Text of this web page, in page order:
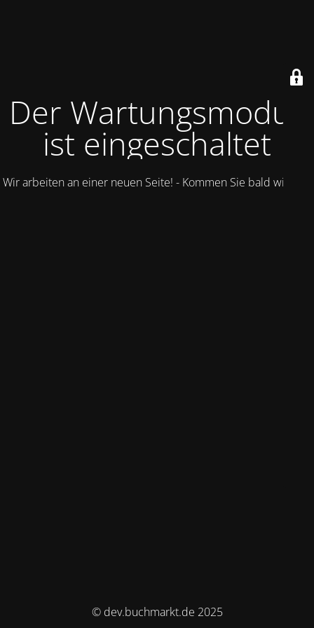
Der Wartungsmodus
ist eingeschaltet
Wir arbeiten an einer neuen Seite! - Kommen Sie bald wieder.
© dev.buchmarkt.de 2025